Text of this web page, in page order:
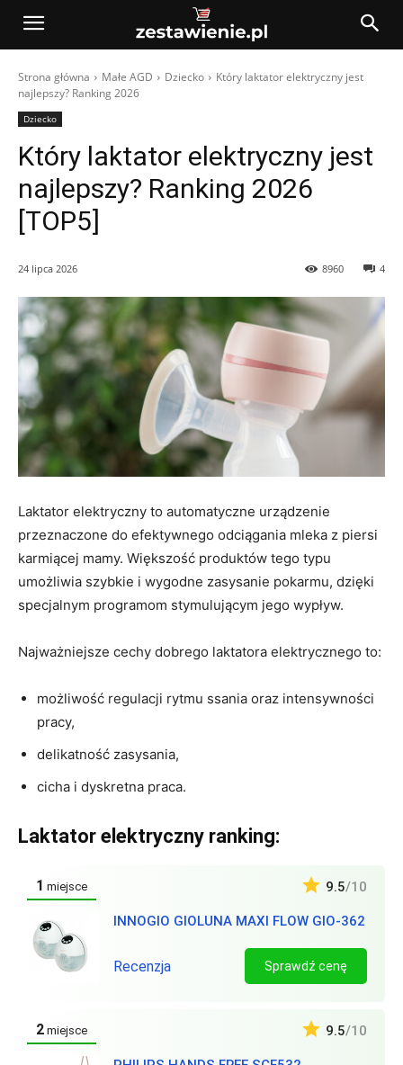
Strona główna Małe AGD Dziecko
Który laktator elektryczny jest
najlepszy? Ranking 2026
Dziecko
Który laktator elektryczny jest
najlepszy? Ranking 2026
[TOP5]
24 lipca 2026 4
8960
Laktator elektryczny to automatyczne urządzenie
przeznaczone do efektywnego odciągania mleka z piersi
karmiącej mamy. Większość produktów tego typu
umożliwia szybkie i wygodne zasysanie pokarmu, dzięki
specjalnym programom stymulującym jego wypływ.
Najważniejsze cechy dobrego laktatora elektrycznego to:
możliwość regulacji rytmu ssania oraz intensywności
pracy,
delikatność zasysania,
cicha i dyskretna praca.
Laktator elektryczny ranking:
1 miejsce
INNOGIO GIOLUNA MAXI FLOW GIO-362
9.5/10
Recenzja Sprawdź cenę
2 miejsce 9.5/10